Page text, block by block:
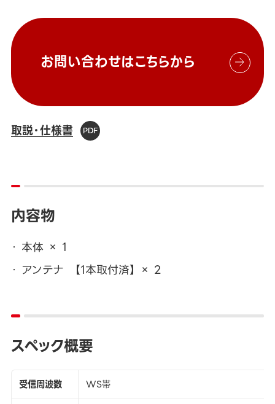
お問い合わせはこちらから
取説・仕様書
内容物
本体 × 1
アンテナ 【1本取付済】 × 2
スペック概要
受信周波数
WS帯